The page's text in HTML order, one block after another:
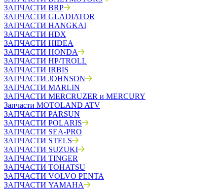
ЗАПЧАСТИ BRP
ЗАПЧАСТИ GLADIATOR
ЗАПЧАСТИ HANGKAI
ЗАПЧАСТИ HDX
ЗАПЧАСТИ HIDEA
ЗАПЧАСТИ HONDA
ЗАПЧАСТИ HP/TROLL
ЗАПЧАСТИ IRBIS
ЗАПЧАСТИ JOHNSON
ЗАПЧАСТИ MARLIN
ЗАПЧАСТИ MERCRUZER и MERCURY
Запчасти MOTOLAND ATV
ЗАПЧАСТИ PARSUN
ЗАПЧАСТИ POLARIS
ЗАПЧАСТИ SEA-PRO
ЗАПЧАСТИ STELS
ЗАПЧАСТИ SUZUKI
ЗАПЧАСТИ TINGER
ЗАПЧАСТИ TOHATSU
ЗАПЧАСТИ VOLVO PENTA
ЗАПЧАСТИ YAMAHA